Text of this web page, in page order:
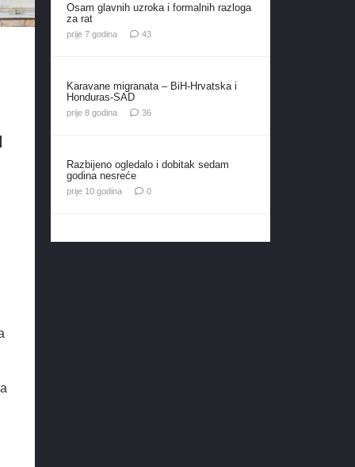
Osam glavnih uzroka i formalnih razloga
za rat
prije 7 godina 43komentara
Karavane migranata – BiH-Hrvatska i
Honduras-SAD
prije 8 godina 36komentara
Razbijeno ogledalo i dobitak sedam
godina nesreće
prije 10 godina 0